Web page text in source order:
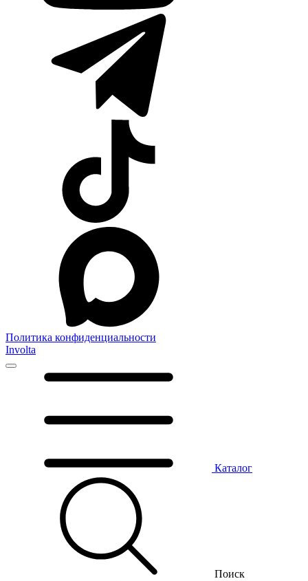
Политика конфиденциальности
Involta
Каталог
Поиск